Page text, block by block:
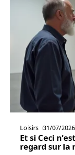
Loisirs 31/07/2026
Et si Ceci
regard sur la